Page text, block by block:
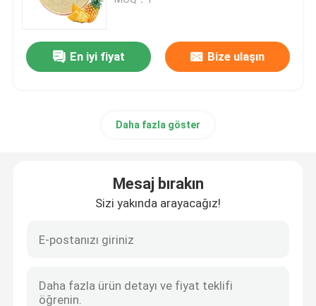
Meyve ve sebze tozu
En iyi fiyat Bize ulaşın
Daha fazla göster
Mesaj bırakın
Sizi yakında arayacağız!